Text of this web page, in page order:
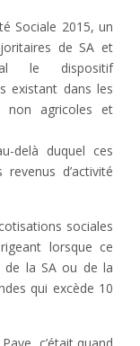
Sociale 2015, un
de SA et
le dispositif
existant dans les
non agricoles et
delà duquel ces
d’activité
sociales
lorsque ce
de la SA ou de la
qui excède 10